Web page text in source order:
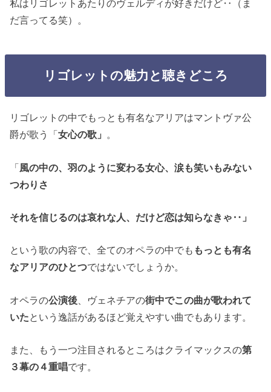
私はリゴレットあたりのヴェルディが好きだけど‥（ま
だ言ってる笑）。
リゴレットの魅力と聴きどころ
リゴレットの中でもっとも有名なアリアはマントヴァ公
爵が歌う「女心の歌」 。
「風の中の、羽のように変わる女心、涙も笑いもみない
つわりさ
それを信じるのは哀れな人、 だけど恋は知らなきゃ‥」
という歌の内容で、全てのオペラの中でも もっとも有名
なアリアのひとつではないでしょうか。
オペラの公演後 、ヴェネチアの街中でこの曲が歌われて
いた という逸話があるほど覚えやすい曲でもあります。
また、もう一つ注目されるところはクライマックスの第
３幕の４重唱です。